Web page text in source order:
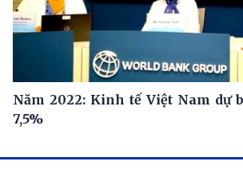
Năm 2022: Kinh tế Việt Nam dự
7,5%